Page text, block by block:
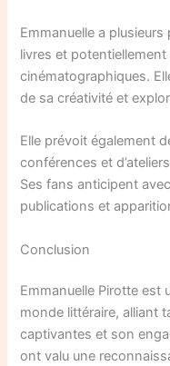
Emmanuelle a
livres et
cinématographiques.
de sa créativité et
Elle prévoit également
conférences et
Ses fans anticipent
publications et
Conclusion
Emmanuelle Pirotte est
monde littéraire, alliant
captivantes et son
ont valu une